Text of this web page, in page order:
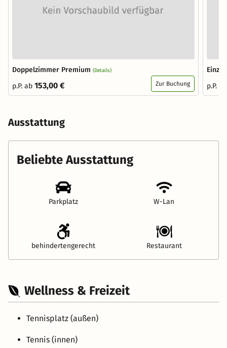
Doppelzimmer Premium (Details)
p.P. ab 153,00 € Zur Buchung
p.P.
Ausstattung
Beliebte Ausstattung
Parkplatz W-Lan
behindertengerecht Restaurant
Wellness & Freizeit
Tennisplatz (außen)
Tennis (innen)